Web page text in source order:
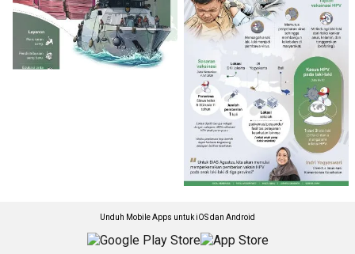
Unduh Mobile Apps untuk iOS dan Android